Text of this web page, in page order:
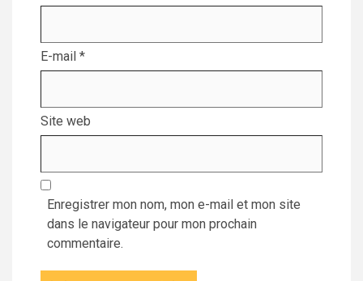
E-mail *
Site web
Enregistrer mon nom, mon e-mail et mon site
dans le navigateur pour mon prochain
commentaire.